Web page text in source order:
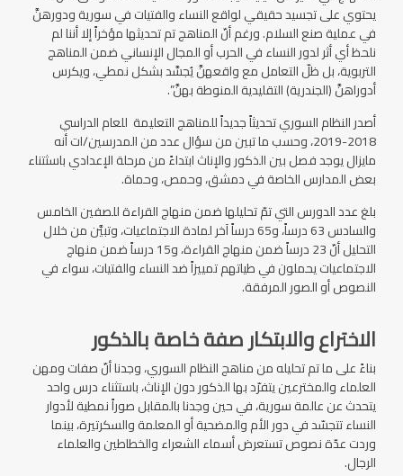
يحتوي على تجسيد حقيقي لواقع النساء والفتيات في سورية ودورهنَّ
في عملية صنع السلام. ورغم أنّ المناهج تم تحديثها مؤخراً إلا أننا لم
نلحظ أي أثر لدور النساء في الحرب أو المجال الإنساني ضمن المناهج
التربوية، بل ظلّ التعامل مع واقعهنَّ يُجسَّد بشكل نمطي، ويكرس
أدوراهنَّ (الجندرية) التقليدية المنوطة بهنَّ”.
أصدر النظام السوري تحديثاً جديداً للمناهج التعليمة للعام الدراسي
2018-2019، وحسب ما تبين من سؤال عدد من المدرسين/ات أنه
مايزال يوجد فصل بين الذكور والإناث ابتداءً من مرحلة الإعدادي باسثتناء
بعض المدارس الخاصة في دمشق، وحمص، وحماة.
بلغ عدد الدورس التي تمّ تحليلها ضمن منهاج القراءة للصفين الخامس
والسادس 63 درساً، و65 درساً آخر لمادة الاجتماعيات، وتبيَّن من خلال
التحليل أنّ 23 درساً ضمن منهاج القراءة، و15 درساً ضمن منهاج
الاجتماعيات يحملون في طياتهم تمييزاً ضد النساء والفتيات، سواء في
النصوص أو الصور المرفقة.
الاختراع والابتكار صفة خاصة بالذكور
بناءً على ما تم تحليله من مناهج النظام السوري، وجدنا أنّ صفات ومهن
العلماء والمخترعين يتفرّد بها الذكور دون الإناث، باستثناء درس واحد
يتحدث عن عالمة سورية، في حين وجدنا بالمقابل صوراً نمطية لأدوار
النساء تتجسّد في دور الأم والمضحية أو المعلمة والسكرتيرة، بينما
وردت عدّة نصوص تستعرض أسماء الشعراء والخطاطين والعلماء
الرجال.